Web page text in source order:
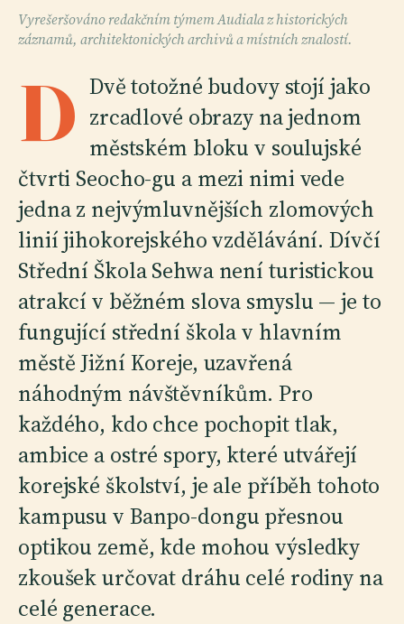
Vyrešeršováno redakčním týmem Audiala z historických
záznamů, architektonických archivů a místních znalostí.
D Dvě totožné budovy stojí jako
zrcadlové obrazy na jednom
městském bloku v soulujské
čtvrti Seocho-gu a mezi nimi vede
jedna z nejvýmluvnějších zlomových
linií jihokorejského vzdělávání. Dívčí
Střední Škola Sehwa není turistickou
atrakcí v běžném slova smyslu — je to
fungující střední škola v hlavním
městě Jižní Koreje, uzavřená
náhodným návštěvníkům. Pro
každého, kdo chce pochopit tlak,
ambice a ostré spory, které utvářejí
korejské školství, je ale příběh tohoto
kampusu v Banpo-dongu přesnou
optikou země, kde mohou výsledky
zkoušek určovat dráhu celé rodiny na
celé generace.